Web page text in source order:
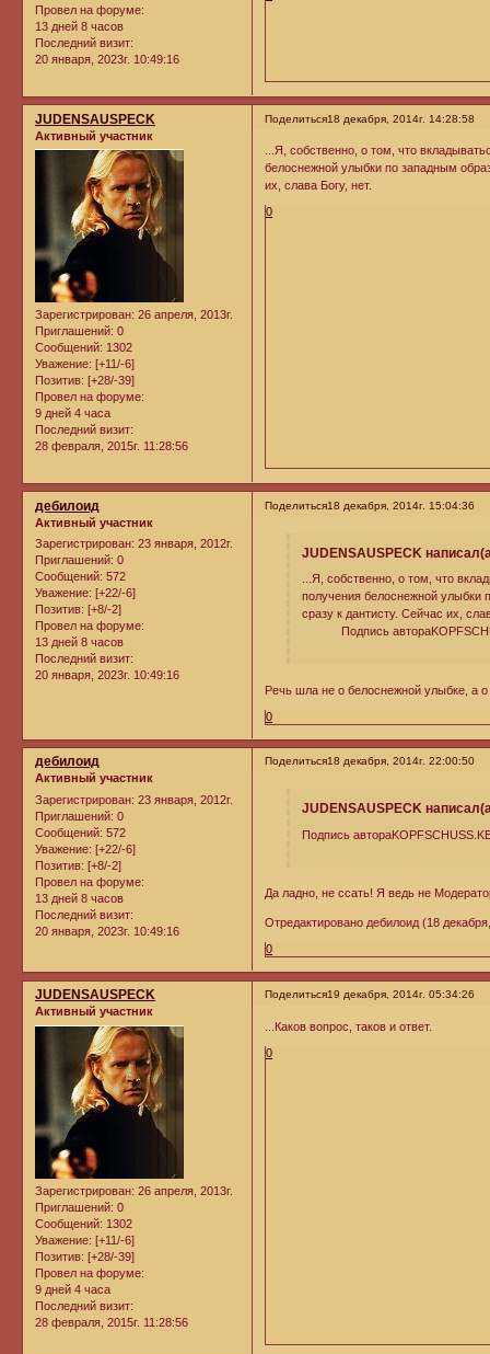
Провел на форуме:
13 дней 8 часов
Последний визит:
20 января, 2023г. 10:49:16
Поделиться18 декабря, 2014г. 14:28:58
JUDENSAUSPECK
Активный участник
Зарегистрирован: 26 апреля, 2013г.
Приглашений: 0
Сообщений: 1302
Уважение: [+11/-6]
Позитив: [+28/-39]
Провел на форуме:
9 дней 4 часа
Последний визит:
28 февраля, 2015г. 11:28:56
...Я, собственно, о том, что
белоснежной улыбки по западным
их, слава Богу, нет.
0
Поделиться18 декабря, 2014г. 15:04:36
дебилоид
Активный участник
Зарегистрирован: 23 января, 2012г.
Приглашений: 0
Сообщений: 572
Уважение: [+22/-6]
Позитив: [+8/-2]
Провел на форуме:
13 дней 8 часов
Последний визит:
20 января, 2023г. 10:49:16
JUDENSAUSPECK
...Я, собственно, о том, что
получения белоснежной улыбки
сразу к дантисту. Сейчас их,
Подпись
Речь шла не о белоснежной улыбке, а
0
Поделиться18 декабря, 2014г. 22:00:50
дебилоид
Активный участник
Зарегистрирован: 23 января, 2012г.
Приглашений: 0
Сообщений: 572
Уважение: [+22/-6]
Позитив: [+8/-2]
Провел на форуме:
13 дней 8 часов
Последний визит:
20 января, 2023г. 10:49:16
JUDENSAUSPECK
Подпись
Да ладно, не ссать! Я ведь не
Отредактировано дебилоид (18
0
Поделиться19 декабря, 2014г. 05:34:26
JUDENSAUSPECK
Активный участник
Зарегистрирован: 26 апреля, 2013г.
Приглашений: 0
Сообщений: 1302
Уважение: [+11/-6]
Позитив: [+28/-39]
Провел на форуме:
9 дней 4 часа
Последний визит:
28 февраля, 2015г. 11:28:56
...Каков вопрос, таков и ответ.
0